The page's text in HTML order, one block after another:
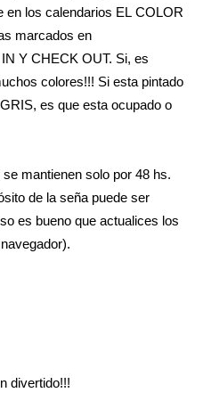
en los calendarios EL COLOR
marcados en
Y CHECK OUT. Si, es
colores!!! Si esta pintado
es que esta ocupado o
mantienen solo por 48 hs.
de la seña puede ser
es bueno que actualices los
divertido!!!